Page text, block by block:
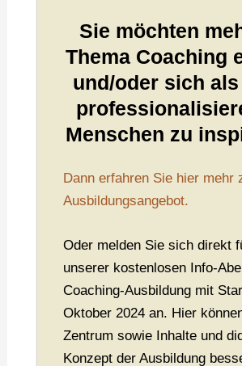
Sie möchten
Thema Coaching
und/oder sich
Menschen zu
Dann erfahren Sie hier mehr
Ausbildungsangebot.
Oder melden Sie sich direkt
unserer kostenlosen Info-
Coaching-Ausbildung mit
Oktober 2024 an. Hier
Zentrum sowie Inhalte und
Konzept der Ausbildung